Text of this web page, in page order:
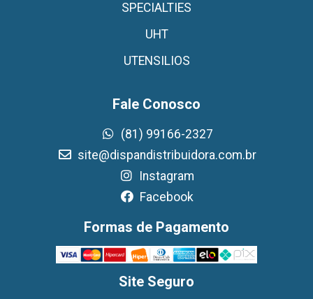
SPECIALTIES
UHT
UTENSILIOS
Fale Conosco
(81) 99166-2327
site@dispandistribuidora.com.br
Instagram
Facebook
Formas de Pagamento
Site Seguro